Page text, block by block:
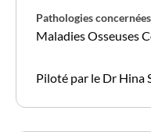
Pathologies
Maladies Osseuses
Piloté par le Dr Hina